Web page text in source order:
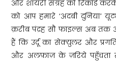
और शायरी संग्रह को रिकॉर्ड
को आप हमारे ‘अदबी दुनिया’
क़रीब पंद्रह सौ फाइल्स अब तक
हैं कि उर्दू का सेक्युलर और
और अलफ़ाज़ के ज़रिये पहुँचता